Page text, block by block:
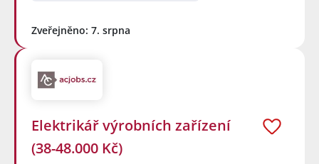
Zveřejněno: 7. srpna
Elektrikář výrobních zařízení
(38-48.000 Kč)